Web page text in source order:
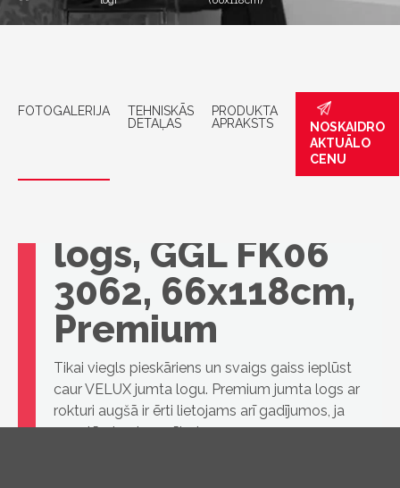
FOTOGALERIJA
TEHNISKĀS
DETAĻAS
PRODUKTA
APRAKSTS
NOSKAIDRO
AKTUĀLO
CENU
logs, GGL FK06
3062, 66x118cm,
Premium
Tikai viegls pieskāriens un svaigs gaiss ieplūst
caur VELUX jumta logu. Premium jumta logs ar
rokturi augšā ir ērti lietojams arī gadījumos, ja
zem tā atrodas mēbeles.